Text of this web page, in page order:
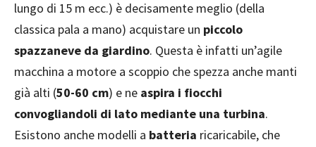
lungo di 15 m ecc.) è decisamente meglio (della
classica pala a mano) acquistare un piccolo
spazzaneve da giardino. Questa è infatti un’agile
macchina a motore a scoppio che spezza anche manti
già alti (50-60 cm) e ne aspira i fiocchi
convogliandoli di lato mediante una turbina.
Esistono anche modelli a batteria ricaricabile, che